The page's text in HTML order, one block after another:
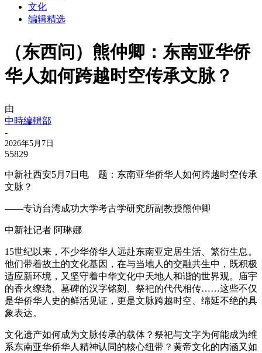
文化
编辑精选
（东西问）熊仲卿：东南亚华侨
华人如何跨越时空传承文脉？
由
中時編輯部
-
2026年5月7日
55829
中新社西安5月7日电 题：东南亚华侨华人如何跨越时空传承
文脉？
——专访台湾成功大学考古学研究所副教授熊仲卿
中新社记者 阿琳娜
15世纪以来，不少华侨华人远赴东南亚定居生活、繁衍生息。
他们带着故土的文化基因，在与当地人的交融共生中，既积极
适应新环境，又坚守着中华文化中天地人和谐的世界观。庙宇
的香火缭绕、墓碑的汉字铭刻、祭祀的代代相传……这些不仅
是华侨华人史的鲜活见证，更是文脉跨越时空、绵延不绝的具
象表达。​
文化遗产如何成为文脉传承的载体？祭祀与文字为何能成为维
系东南亚华侨华人精神认同的核心纽带？黄帝文化的内涵又如